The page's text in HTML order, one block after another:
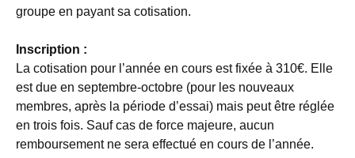
groupe en payant sa cotisation.
Inscription :
La cotisation pour l’année en cours est fixée à 310€. Elle
est due en septembre-octobre (pour les nouveaux
membres, après la période d’essai) mais peut être réglée
en trois fois. Sauf cas de force majeure, aucun
remboursement ne sera effectué en cours de l’année.